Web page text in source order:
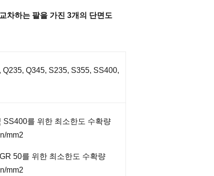
차하는 팔을 가진 3개의 단면도
Q235, Q345, S235, S355, SS400,
SS400를 위한 최소한도 수확량
mm2
50를 위한 최소한도 수확량
mm2